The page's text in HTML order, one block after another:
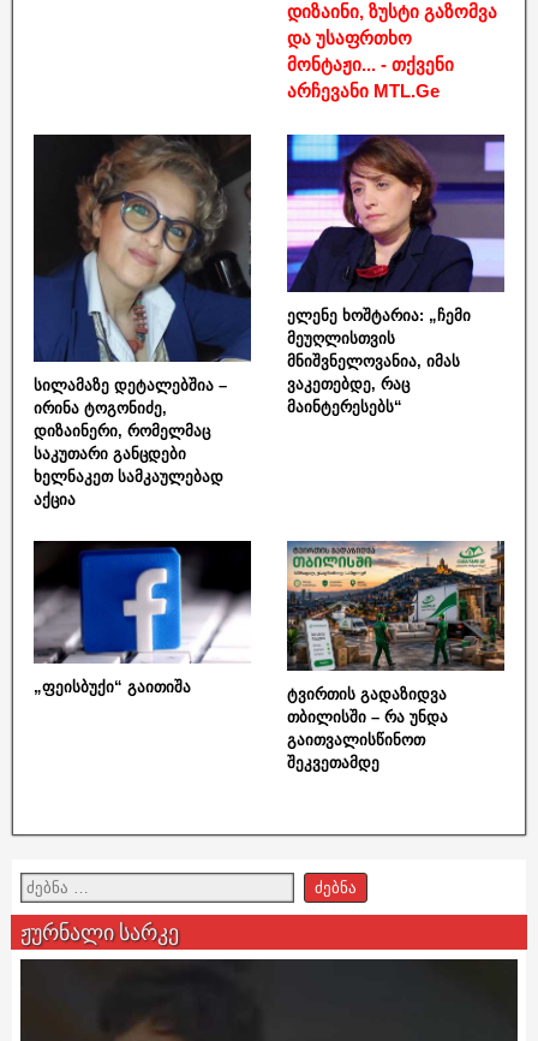
დიზაინი, ზუსტი გაზომვა
და უსაფრთხო
მონტაჟი... - თქვენი
არჩევანი MTL.Ge
სილამაზე დეტალებშია –
ირინა ტოგონიძე,
დიზაინერი, რომელმაც
საკუთარი განცდები
ხელნაკეთ სამკაულებად
აქცია
ელენე ხოშტარია: „ჩემი
მეუღლისთვის
მნიშვნელოვანია, იმას
ვაკეთებდე, რაც
მაინტერესებს“
„ფეისბუქი“ გაითიშა
ტვირთის გადაზიდვა
თბილისში – რა უნდა
გაითვალისწინოთ
შეკვეთამდე
ჟურნალი სარკე